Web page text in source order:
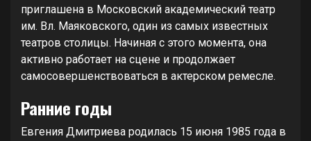
приглашена в Московский академический театр
им. Вл. Маяковского, один из самых известных
театров столицы. Начиная с этого момента, она
активно работает на сцене и продолжает
самосовершенствоваться в актерском ремесле.
Ранние годы
Евгения Дмитриева родилась 15 июня 1985 года в